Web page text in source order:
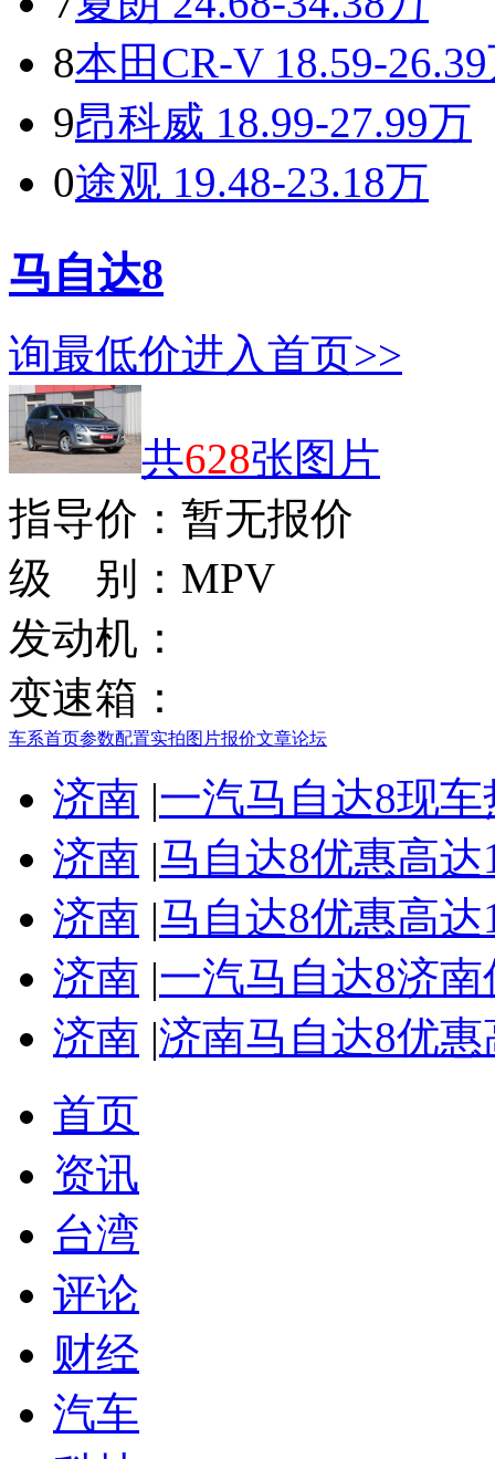
8本田CR-V18.59-
9昂科威 18.99-27.99万
0途观 19.48-23.18万
马自达8
询最低价进入首页>>
共628张图片
指导价： 暂无报价
级 别： MPV
发动机：
变速箱：
车系首页参数配置实拍图片报价文章论坛
济南 |一汽马自达8现
济南 |马自达8优惠高
济南 |马自达8优惠高
济南 |一汽马自达8济
济南 |济南马自达8优
首页
资讯
台湾
评论
财经
汽车